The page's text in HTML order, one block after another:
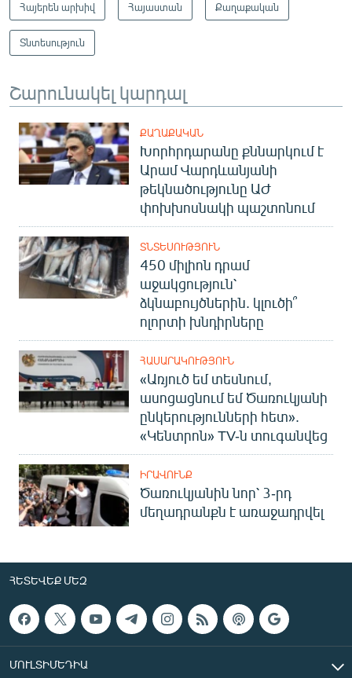
Հայերեն արխիվ Հայաստան Քաղաքական
Տնտեսություն
Շարունակել կարդալ
ՔԱՂԱՔԱԿԱՆ
Խորհրդարանը քննարկում է
Արամ Վարդևանյանի
թեկնածությունը ԱԺ
փոխխոսնակի պաշտոնում
ՏՆՏԵՍՈՒԹՅՈՒՆ
450 միլիոն դրամ
աջակցություն՝
ձկնաբույծներին. կլուծի՞
ոլորտի խնդիրները
ՀԱՍԱՐԱԿՈՒԹՅՈՒՆ
«Առյուծ եմ տեսնում,
ասոցացնում եմ Ծառուկյանի
ընկերությունների հետ».
«Կենտրոն» TV-ն տուգանվեց
ԻՐԱՎՈՒՆՔ
Ծառուկյանին նոր՝ 3-րդ
մեղադրանքն է առաջադրվել
ՀԵՏԵՎԵՔ ՄԵԶ
ՄՈՒԼՏԻՄԵԴԻԱ